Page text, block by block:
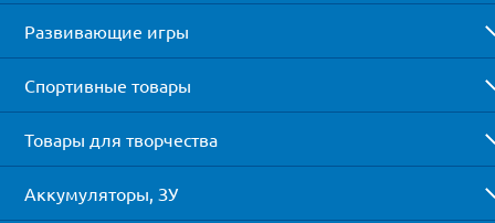
Развивающие игры
Спортивные товары
Товары для творчества
Аккумуляторы, ЗУ